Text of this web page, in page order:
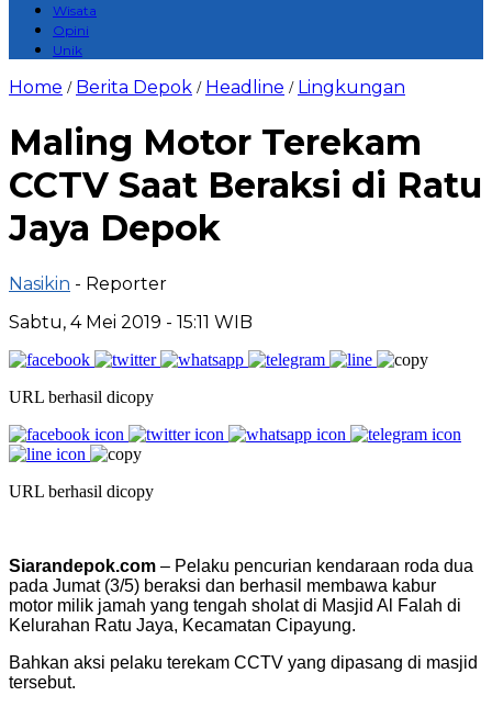
Wisata
Opini
Unik
Home / Berita Depok / Headline / Lingkungan
Maling Motor Terekam
CCTV Saat Beraksi di Ratu
Jaya Depok
Nasikin - Reporter
Sabtu, 4 Mei 2019 - 15:11 WIB
URL berhasil dicopy
URL berhasil dicopy
Siarandepok.com – Pelaku pencurian kendaraan roda dua
pada Jumat (3/5) beraksi dan berhasil membawa kabur
motor milik jamah yang tengah sholat di Masjid Al Falah di
Kelurahan Ratu Jaya, Kecamatan Cipayung.
Bahkan aksi pelaku terekam CCTV yang dipasang di masjid
tersebut.